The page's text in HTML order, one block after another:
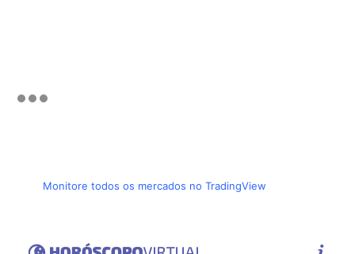
Monitore todos os mercados no TradingView